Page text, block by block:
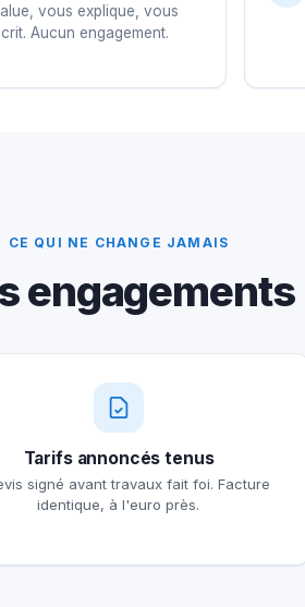
vous explique, vous
Aucun engagement.
CE QUI NE CHANGE JAMAIS
engagements
Tarifs annoncés tenus
signé avant travaux fait foi. Facture
identique, à l'euro près.